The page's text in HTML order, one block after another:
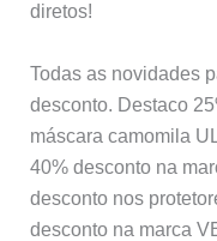
diretos!
Todas as novidades
desconto. Destaco
máscara camomila
40% desconto na
desconto nos
desconto na marca